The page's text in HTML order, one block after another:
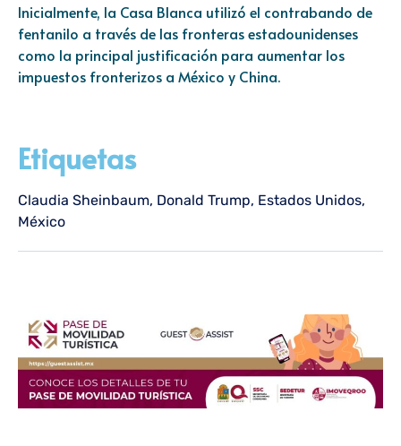
Inicialmente, la Casa Blanca utilizó el contrabando de
fentanilo a través de las fronteras estadounidenses
como la principal justificación para aumentar los
impuestos fronterizos a México y China.
Etiquetas
Claudia Sheinbaum, Donald Trump, Estados Unidos,
México